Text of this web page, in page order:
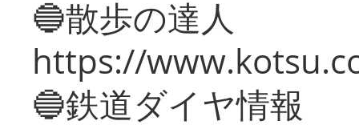
🔵散歩の達人
https://
🔵鉄道ダイヤ情報